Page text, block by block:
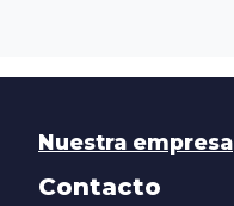
Nuestra empresa
Contacto